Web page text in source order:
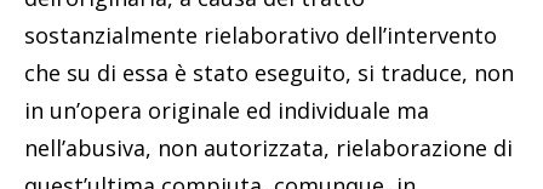
sostanzialmente rielaborativo dell’intervento
che su di essa è stato eseguito, si traduce, non
in un’opera originale ed individuale ma
nell’abusiva, non autorizzata, rielaborazione di